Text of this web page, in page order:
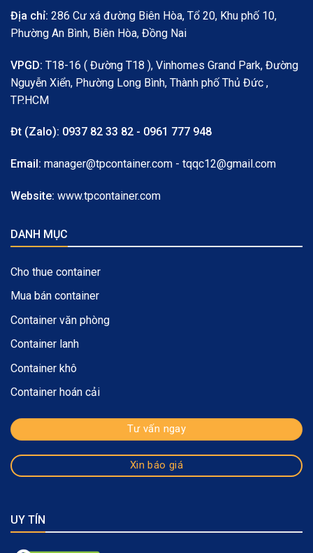
Địa chỉ: 286 Cư xá đường Biên Hòa, Tổ 20, Khu phố 10,
Phường An Bình, Biên Hòa, Đồng Nai
VPGD: T18-16 ( Đường T18 ), Vinhomes Grand Park, Đường
Nguyễn Xiển, Phường Long Bình, Thành phố Thủ Đức ,
TP.HCM
Đt (Zalo): 0937 82 33 82 - 0961 777 948
Email: manager@tpcontainer.com - tqqc12@gmail.com
Website: www.tpcontainer.com
DANH MỤC
Cho thue container
Mua bán container
Container văn phòng
Container lanh
Container khô
Container hoán cải
Tư vấn ngay
Xin báo giá
UY TÍN